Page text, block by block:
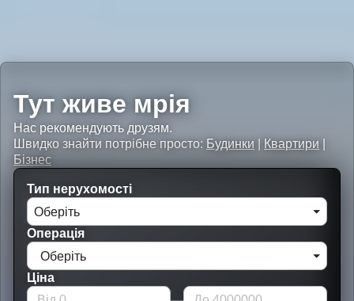
Тут живе мрія
Нас рекомендують друзям.
Швидко знайти потрібне просто: Будинки Квартири
Бізнес
Тип нерухомості
Оберіть
Операція
Оберіть
Ціна